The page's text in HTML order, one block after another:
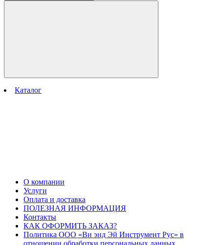
Каталог
О компании
Услуги
Оплата и доставка
ПОЛЕЗНАЯ ИНФОРМАЦИЯ
Контакты
КАК ОФОРМИТЬ ЗАКАЗ?
Политика ООО «Ви энд Эй Инструмент Рус» в
отношении обработки персональных данных